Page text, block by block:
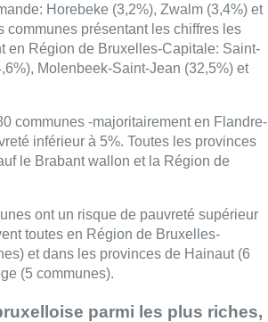
Horebeke (3,2%), Zwalm (3,4%) et
communes présentant les chiffres les
en Région de Bruxelles-Capitale: Saint-
Molenbeek-Saint-Jean (32,5%) et
communes -majoritairement en Flandre-
inférieur à 5%. Toutes les provinces
le Brabant wallon et la Région de
ont un risque de pauvreté supérieur
toutes en Région de Bruxelles-
et dans les provinces de Hainaut (6
(5 communes).
parmi les plus riches,